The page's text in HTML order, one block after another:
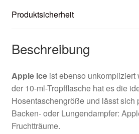
Produktsicherheit
Beschreibung
Apple Iceist ebenso unkompliziert
der 10-ml-Tropfflasche hat es die
Hosentaschengröße und lässt sich
Backen- oder Lungendampfer:
Fruchtträume.